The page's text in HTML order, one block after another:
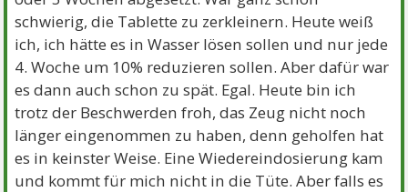
schwierig, die Tablette zu zerkleinern. Heute weiß
ich, ich hätte es in Wasser lösen sollen und nur jede
4. Woche um 10% reduzieren sollen. Aber dafür war
es dann auch schon zu spät. Egal. Heute bin ich
trotz der Beschwerden froh, das Zeug nicht noch
länger eingenommen zu haben, denn geholfen hat
es in keinster Weise. Eine Wiedereindosierung kam
und kommt für mich nicht in die Tüte. Aber falls es